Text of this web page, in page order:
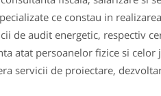
ce constau in
de audit energetic, respectiv
atat persoanelor fizice si celor
servicii de proiectare,